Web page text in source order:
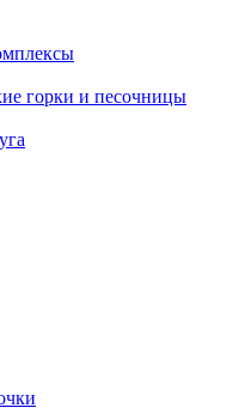
горки и песочницы